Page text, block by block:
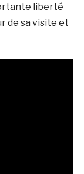
liberté
de sa visite et